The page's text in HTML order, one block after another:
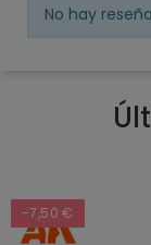
No hay
-7,50 €